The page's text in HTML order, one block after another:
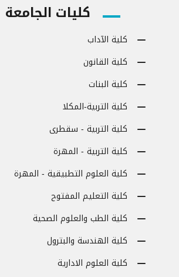
كليات الجامعة
كلية الآداب
كلية القانون
كلية البنات
كلية التربية-المكلا
كلية التربية - سقطرى
كلية التربية - المهرة
كلية العلوم التطبيقية - المهرة
كلية التعليم المفتوح
كلية الطب والعلوم الصحية
كلية الهندسة والبترول
كلية العلوم الادارية